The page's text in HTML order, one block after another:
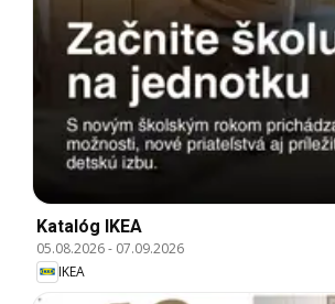
Katalóg IKEA
05.08.2026- 07.09.2026
IKEA